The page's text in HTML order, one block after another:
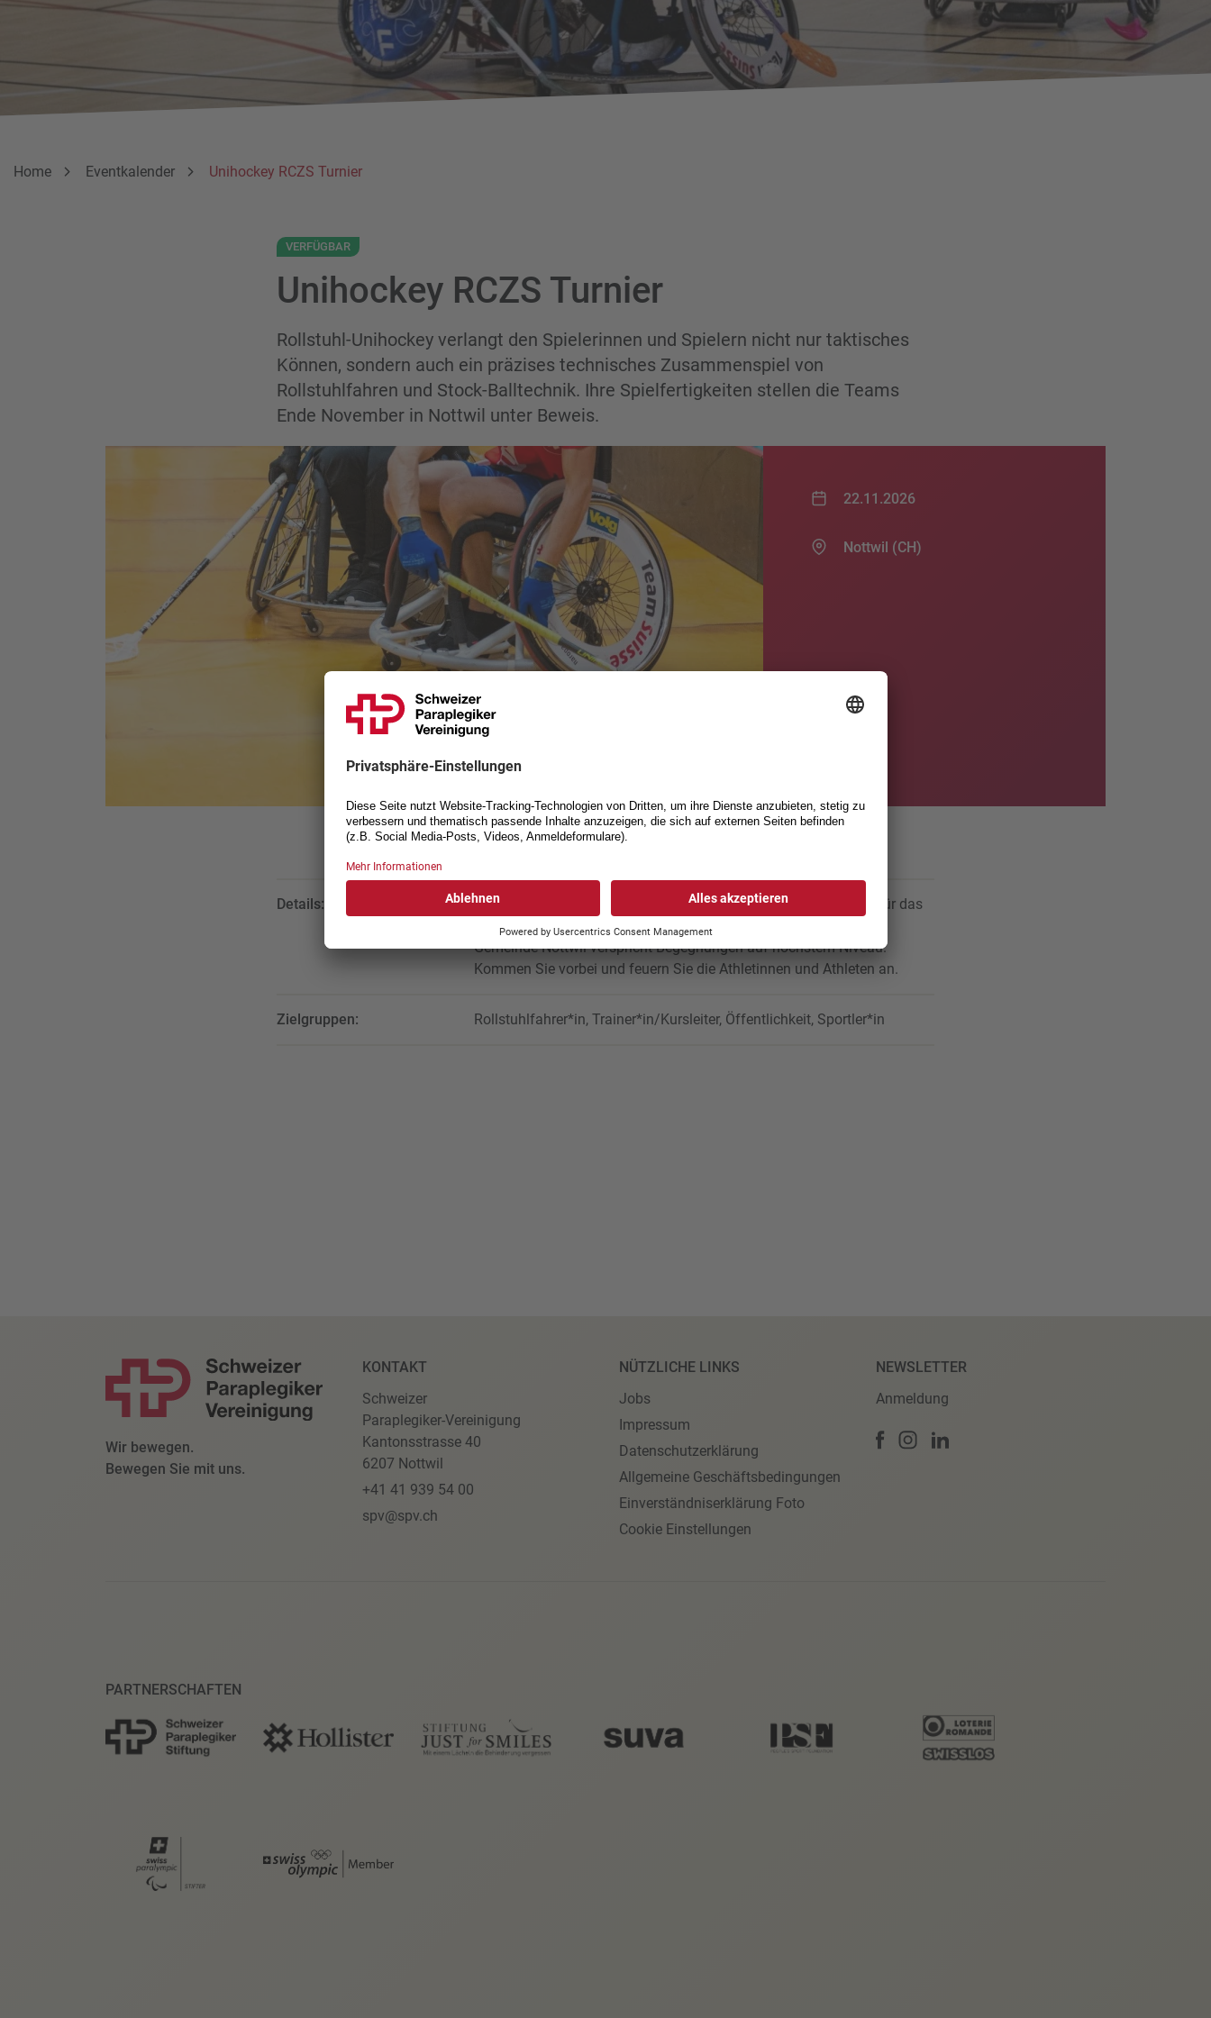
Breadcrumbnavigation
Sie befinden sich hier:
Home Eventkalender Unihockey RCZS Turnier
VERFÜGBAR
Unihockey RCZS Turnier
Rollstuhl-Unihockey verlangt den Spielerinnen und Spielern nicht nur taktisches
Können, sondern auch ein präzises technisches Zusammenspiel von
Rollstuhlfahren und Stock-Balltechnik. Ihre Spielfertigkeiten stellen die Teams
Ende November in Nottwil unter Beweis.
22.11.2026
Nottwil (CH)
Details:
Gerne hat die Schweizer Paraplegiker-Vereinigung das Patronat für das
RCZS Hockey Turnier übernommen. Das Turnier in der Luzerner
Gemeinde Nottwil verspricht Begegnungen auf höchstem Niveau.
Kommen Sie vorbei und feuern Sie die Athletinnen und Athleten an.
Zielgruppen: Rollstuhlfahrer*in, Trainer*in/Kursleiter, Öffentlichkeit, Sportler*in
Wir bewegen.
Bewegen Sie mit uns.
KONTAKT
Schweizer
Paraplegiker-Vereinigung
Kantonsstrasse 40
6207 Nottwil
+41 41 939 54 00
spv@spv.ch
NÜTZLICHE LINKS
Jobs
Impressum
Datenschutzerklärung
Allgemeine Geschäftsbedingungen
Einverständniserklärung Foto
Cookie Einstellungen
NEWSLETTER
Anmeldung
PARTNERSCHAFTEN